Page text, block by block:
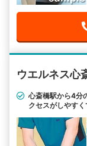
ウエルネス心
心斎橋駅から4分
クセスがしやすく